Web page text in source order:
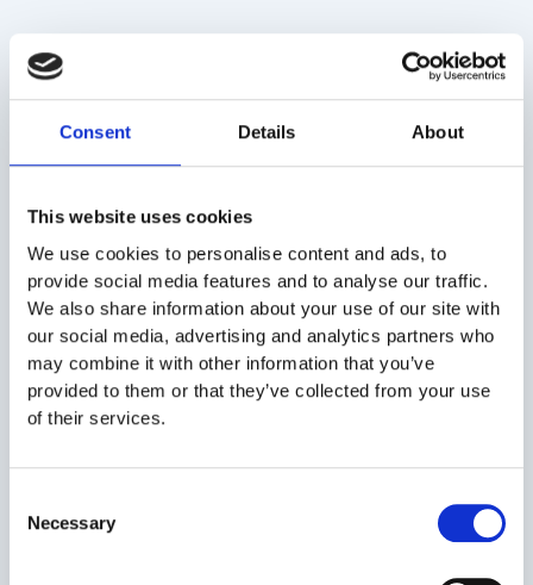
Consent Details About
This website uses cookies
We use cookies to personalise content and ads, to
provide social media features and to analyse our traffic.
We also share information about your use of our site with
our social media, advertising and analytics partners who
may combine it with other information that you’ve
provided to them or that they’ve collected from your use
of their services.
Selection
Necessary
Cum te adaptezi mai usor la job dupa vacanta.
Idei de pus in practica chiar acum!
CITESTE ARTICOL